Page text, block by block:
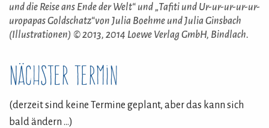
und die Reise ans Ende der Welt“ und „Tafiti und Ur-ur-ur-ur-ur-
uropapas Goldschatz“von Julia Boehme und Julia Ginsbach
(Illustrationen) © 2013, 2014 Loewe Verlag GmbH, Bindlach.
Nächster Termin
(derzeit sind keine Termine geplant, aber das kann sich
bald ändern …)